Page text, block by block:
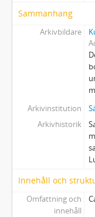
Sammanhang
Arkivbildare
Arkivinstitution
Arkivhistorik
Innehåll och
Omfattning och
innehåll